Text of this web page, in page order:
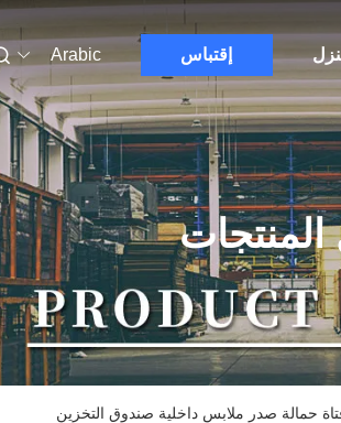
إقتباس Arabic
حمالة صدر ملابس داخلية صندوق التخزين